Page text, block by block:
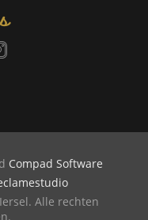
Compad Software
Alle rechten